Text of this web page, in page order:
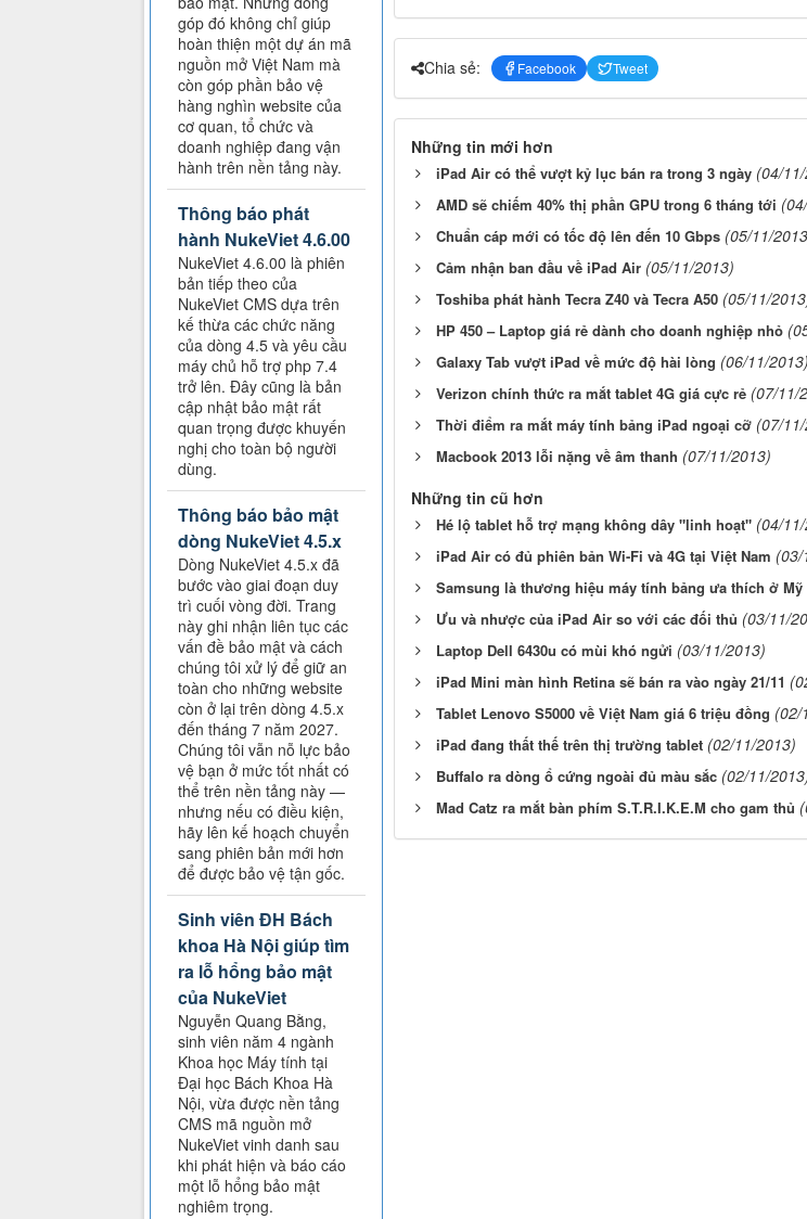
Chia sẻ: Facebook Tweet
Những tin mới hơn
iPad Air có thể vượt kỷ lục bán ra trong 3 ngày (04/
AMD sẽ chiếm 40% thị phần GPU trong 6 tháng tới
Chuẩn cáp mới có tốc độ lên đến 10 Gbps (05/11/
Cảm nhận ban đầu về iPad Air (05/11/2013)
Toshiba phát hành Tecra Z40 và Tecra A50 (05/11/
HP 450 – Laptop giá rẻ dành cho doanh nghiệp nhỏ
Galaxy Tab vượt iPad về mức độ hài lòng (06/11/2013)
Verizon chính thức ra mắt tablet 4G giá cực rẻ (07/11/
Thời điểm ra mắt máy tính bảng iPad ngoại cỡ (07/
Macbook 2013 lỗi nặng về âm thanh (07/11/2013)
Những tin cũ hơn
Hé lộ tablet hỗ trợ mạng không dây "linh hoạt" (04/
iPad Air có đủ phiên bản Wi-Fi và 4G tại Việt Nam (03/
Samsung là thương hiệu máy tính bảng ưa thích ở Mỹ
Ưu và nhược của iPad Air so với các đối thủ (03/11/
Laptop Dell 6430u có mùi khó ngửi (03/11/2013)
iPad Mini màn hình Retina sẽ bán ra vào ngày 21/11
Tablet Lenovo S5000 về Việt Nam giá 6 triệu đồng (02/
iPad đang thất thế trên thị trường tablet (02/11/2013)
Buffalo ra dòng ổ cứng ngoài đủ màu sắc (02/11/
Mad Catz ra mắt bàn phím S.T.R.I.K.E.M cho gam thủ
góp đó không chỉ giúp
hoàn thiện một dự án mã
nguồn mở Việt Nam mà
còn góp phần bảo vệ
hàng nghìn website của
cơ quan, tổ chức và
doanh nghiệp đang vận
hành trên nền tảng này.
Thông báo phát
hành NukeViet 4.6.00
NukeViet 4.6.00 là phiên
bản tiếp theo của
NukeViet CMS dựa trên
kế thừa các chức năng
của dòng 4.5 và yêu cầu
máy chủ hỗ trợ php 7.4
trở lên. Đây cũng là bản
cập nhật bảo mật rất
quan trọng được khuyến
nghị cho toàn bộ người
dùng.
Thông báo bảo mật
dòng NukeViet 4.5.x
Dòng NukeViet 4.5.x đã
bước vào giai đoạn duy
trì cuối vòng đời. Trang
này ghi nhận liên tục các
vấn đề bảo mật và cách
chúng tôi xử lý để giữ an
toàn cho những website
còn ở lại trên dòng 4.5.x
đến tháng 7 năm 2027.
Chúng tôi vẫn nỗ lực bảo
vệ bạn ở mức tốt nhất có
thể trên nền tảng này —
nhưng nếu có điều kiện,
hãy lên kế hoạch chuyển
sang phiên bản mới hơn
để được bảo vệ tận gốc.
Sinh viên ĐH Bách
khoa Hà Nội giúp tìm
ra lỗ hổng bảo mật
của NukeViet
Nguyễn Quang Bằng,
sinh viên năm 4 ngành
Khoa học Máy tính tại
Đại học Bách Khoa Hà
Nội, vừa được nền tảng
CMS mã nguồn mở
NukeViet vinh danh sau
khi phát hiện và báo cáo
một lỗ hổng bảo mật
nghiêm trọng.